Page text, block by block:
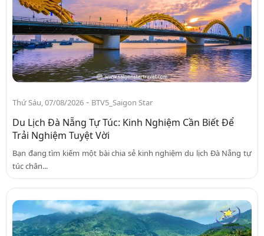
Thứ Sáu, 07/08/2026 - BTV5_Saigon Star
Du Lịch Đà Nẵng Tự Túc: Kinh Nghiệm Cần Biết Để
Trải Nghiệm Tuyệt Vời
Bạn đang tìm kiếm một bài chia sẻ kinh nghiệm du lịch Đà Nẵng tự
túc chân...